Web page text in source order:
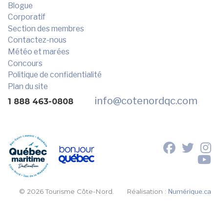
Blogue
Corporatif
Section des membres
Contactez-nous
Météo et marées
Concours
Politique de confidentialité
Plan du site
1 888 463-0808 info@cotenordqc.com
© 2026 Tourisme Côte-Nord. Réalisation :Numérique.ca